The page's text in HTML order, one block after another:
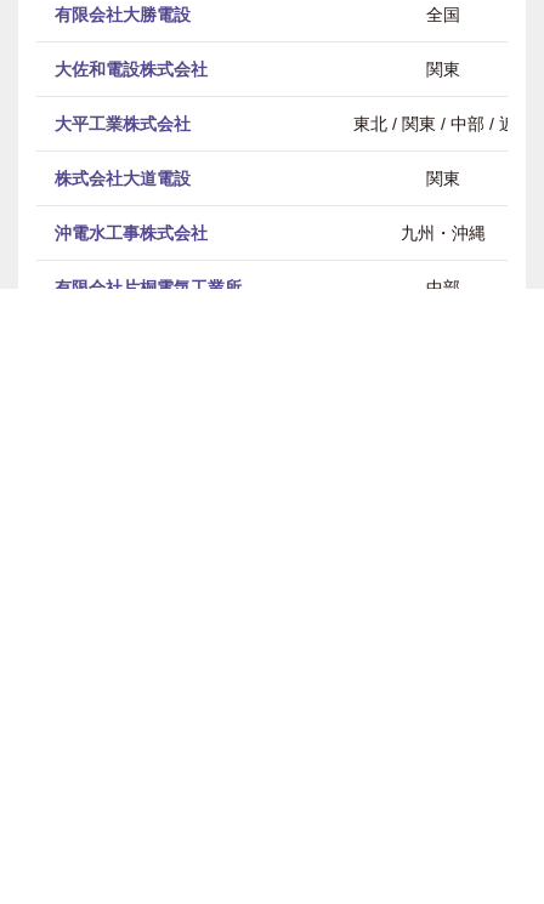
有限会社大勝電設 全国
大佐和電設株式会社 関東
大平工業株式会社 東北 / 関東 / 中部 / 近畿
株式会社大道電設 関東
沖電水工事株式会社 九州・沖縄
有限会社片桐電気工業所 中部